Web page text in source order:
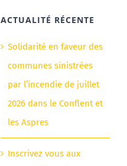
ACTUALITÉ RÉCENTE
Solidarité en faveur des
communes sinistrées
par l’incendie de juillet
2026 dans le Conflent et
les Aspres
Inscrivez vous aux